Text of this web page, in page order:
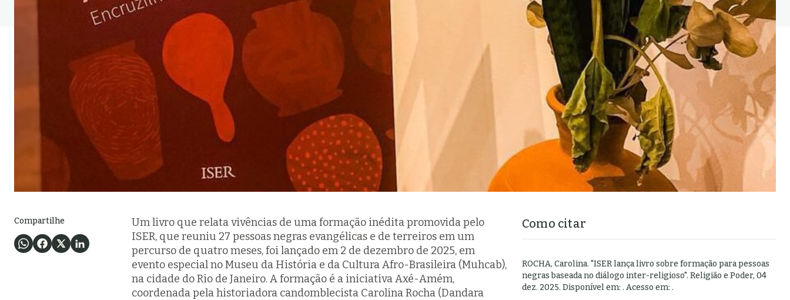
Compartilhe
Um livro que relata vivências de uma formação inédita promovida pelo
ISER, que reuniu 27 pessoas negras evangélicas e de terreiros em um
percurso de quatro meses, foi lançado em 2 de dezembro de 2025, em
evento especial no Museu da História e da Cultura Afro-Brasileira (Muhcab),
na cidade do Rio de Janeiro. A formação é a iniciativa Axé-Amém,
coordenada pela historiadora candomblecista Carolina Rocha (Dandara
Como citar
ROCHA, Carolina. "ISER lança livro sobre formação para pessoas
negras baseada no diálogo inter-religioso". Religião e Poder, 04
dez. 2025. Disponível em: . Acesso em: .